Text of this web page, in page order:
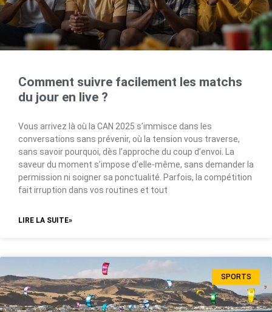
Comment suivre facilement les matchs
du jour en live ?
Vous arrivez là où la CAN 2025 s’immisce dans les
conversations sans prévenir, où la tension vous traverse,
sans savoir pourquoi, dès l’approche du coup d’envoi. La
saveur du moment s’impose d’elle-même, sans demander la
permission ni soigner sa ponctualité. Parfois, la compétition
fait irruption dans vos routines et tout
LIRE LA SUITE»
SPORTS